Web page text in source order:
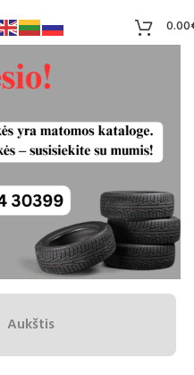
0.00
4.00€ Liko 8
Plotis
Aukštis